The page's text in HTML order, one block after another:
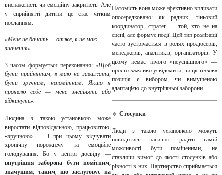
виснаженість чи емоційну закритість. Але
у сприйнятті дитини це стає чітким
посланням:
«Мене не бачать — отже, я не маю
значення».
З часом формується переконання: «Щоб
бути прийнятим, я маю не заважати,
бути зручним, непомітним. Якщо я
проявлю себе — мене знецінять або
відкинуть».
Людина з такою установкою може
виростати відповідальною, працьовитою,
«зручною» — і при цьому відчувати
хронічну порожнечу та емоційне
голодування. Бо у центрі досвіду —
внутрішня заборона бути помітним,
значущим, таким, що заслуговує на
Натомість вона може ефективно впливати
опосередковано: як радник, тіньовий
координатор, стратег — той, хто не на
сцені, але формує події. Цей тип реалізації
часто зустрічається в ролях продюсерів,
менеджерів, аналітиків, організаторів. У
цьому немає нічого «неуспішного» —
просто важливо усвідомити, чи ця тіньова
позиція є вибором, чи вимушеною
адаптацією до внутрішньої заборони.
🔹 Стосунки
Люди з такою установкою можуть
поводитись пасивно: радіти самій
можливості бути поміченими, не
ставлячи вимог до якості стосунків або
рівності в них. Партнерство сприймається